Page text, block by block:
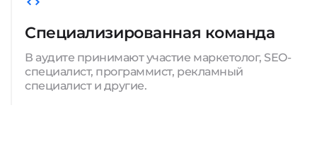
Специализированная команда
В аудите принимают участие маркетолог, SEO-
специалист, программист, рекламный
специалист и другие.